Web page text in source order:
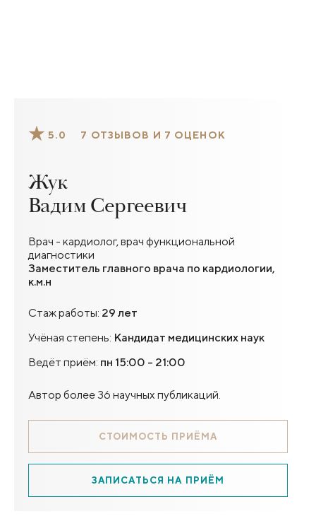
5.0 7 ОТЗЫВОВ И 7 ОЦЕНОК
Жук
Вадим Сергеевич
Врач - кардиолог, врач функциональной
диагностики
Заместитель главного врача по кардиологии,
к.м.н
Стаж работы: 29 лет
Учёная степень: Кандидат медицинских наук
Ведёт приём: пн 15:00 - 21:00
Автор более 36 научных публикаций.
СТОИМОСТЬ ПРИЁМА
ЗАПИСАТЬСЯ НА ПРИЁМ